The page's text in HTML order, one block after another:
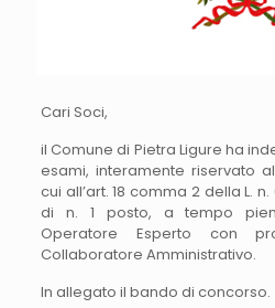
Cari Soci,
il Comune di Pietra Ligure ha
esami, interamente riservato
cui all’art. 18 comma 2 della L.
di n. 1 posto, a tempo
Operatore Esperto con
Collaboratore Amministrativo.
In allegato il bando di concorso.